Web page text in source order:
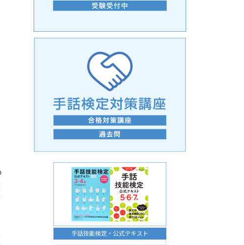
手話の言語学的特性に関する研究
手話技能検定・公式テキスト